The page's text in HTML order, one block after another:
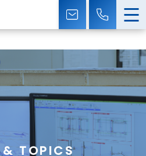
& TOPICS